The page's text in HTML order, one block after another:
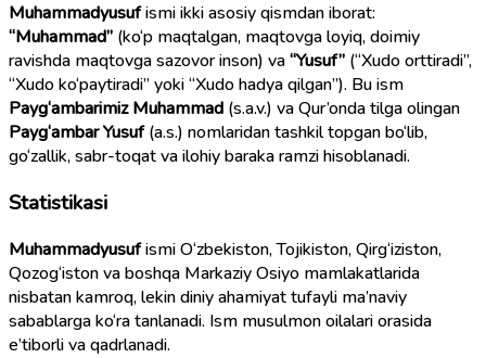
Muhammadyusufismi ikki asosiy qismdan iborat:
“Muhammad” (ko‘p maqtalgan, maqtovga loyiq, doimiy
ravishda maqtovga sazovor inson) va“Yusuf” (“Xudo orttiradi”,
“Xudo ko‘paytiradi” yoki “Xudo hadya qilgan”). Bu ism
Payg‘ambarimiz Muhammad (s.a.v.) va Qur’onda tilga olingan
Payg‘ambar Yusuf(a.s.) nomlaridan tashkil topgan bo‘lib,
go‘zallik, sabr-toqat va ilohiy baraka ramzi hisoblanadi.
Statistikasi
Muhammadyusufismi O‘zbekiston, Tojikiston, Qirg‘iziston,
Qozog‘iston va boshqa Markaziy Osiyo mamlakatlarida
nisbatan kamroq, lekin diniy ahamiyat tufayli ma’naviy
sabablarga ko‘ra tanlanadi. Ism musulmon oilalari orasida
e’tiborli va qadrlanadi.